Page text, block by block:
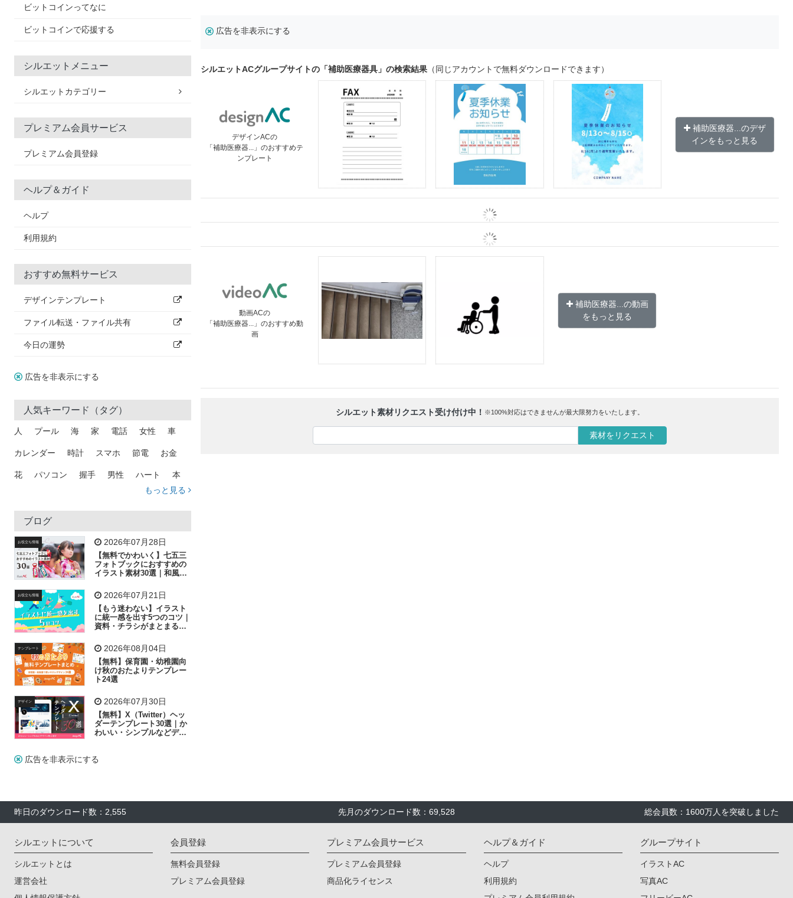
ビットコインってなに
ビットコインで応援する
シルエットメニュー
シルエットカテゴリー
プレミアム会員サービス
プレミアム会員登録
ヘルプ＆ガイド
ヘルプ
利用規約
おすすめ無料サービス
デザインテンプレート
ファイル転送・ファイル共有
今日の運勢
広告を非表示にする
人気キーワード（タグ）
人 プール 海 家 電話 女性 車
カレンダー 時計 スマホ 節電 お金
花 パソコン 握手 男性 ハート 本
トラック 木
吹き出し
飛行機 グラフ ビル 魚 家族 書類
歩く 工場 会社 太陽 キラキラ
子供 作業員 相談 ピクトグラム
もっと見る
ブログ
お役立ち情報 2026年07月28日
【無料でかわいく】七五三
フォトブックにおすすめの
イラスト素材30選｜和風の
お役立ち情報 2026年07月21日
【もう迷わない】イラスト
に統一感を出す5つのコツ｜
資料・チラシがまとまるフ
テンプレート 2026年08月04日
【無料】保育園・幼稚園向
け秋のおたよりテンプレー
ト24選
デザイン 2026年07月30日
【無料】X（Twitter）ヘッ
ダーテンプレート30選｜か
わいい・シンプルなどデザ
広告を非表示にする
広告を非表示にする
シルエットACグループサイトの「補助医療器具」の検索結果 （同じアカウントで無料ダウンロードできます）
デザインACの
「補助医療器...」のおすすめテ
ンプレート
補助医療器...のデザ
インをもっと見る
動画ACの
「補助医療器...」のおすすめ動
画
補助医療器...の動画
をもっと見る
シルエット素材リクエスト受け付け中！ ※100%対応はできませんが最大限努力をいたします。
素材をリクエスト
昨日のダウンロード数：2,555 先月のダウンロード数：69,528 総会員数：1600万人を突破しました
シルエットについて
シルエットとは
運営会社
会員登録
無料会員登録
プレミアム会員登録
プレミアム会員サービス
プレミアム会員登録
商品化ライセンス
ヘルプ＆ガイド
ヘルプ
利用規約
グループサイト
イラストAC
写真AC